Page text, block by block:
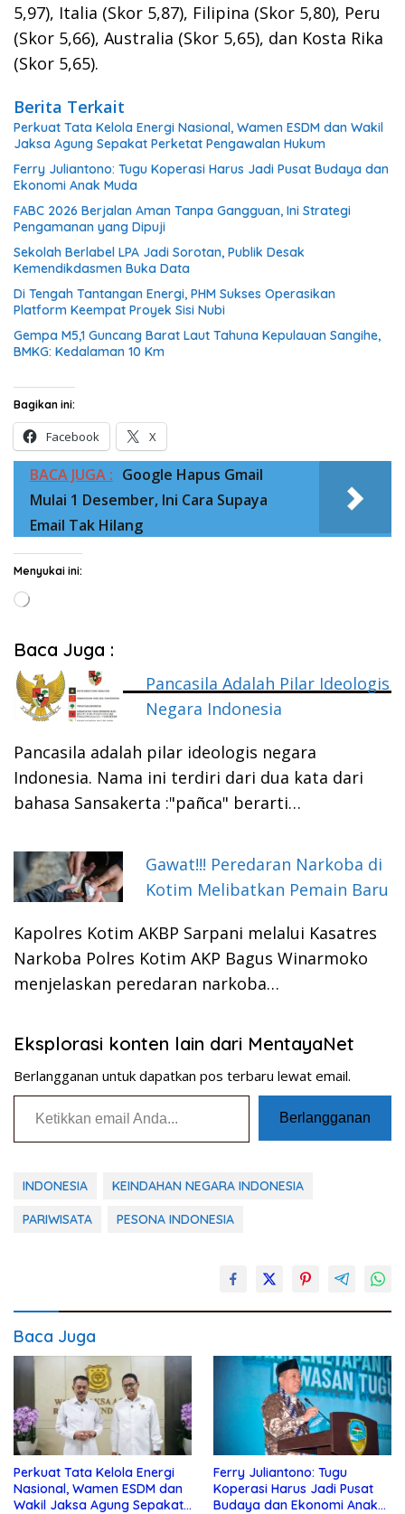
5,97), Italia (Skor 5,87), Filipina (Skor 5,80), Peru
(Skor 5,66), Australia (Skor 5,65), dan Kosta Rika
(Skor 5,65).
Berita Terkait
Perkuat Tata Kelola Energi Nasional, Wamen ESDM dan Wakil
Jaksa Agung Sepakat Perketat Pengawalan Hukum
Ferry Juliantono: Tugu Koperasi Harus Jadi Pusat Budaya dan
Ekonomi Anak Muda
FABC 2026 Berjalan Aman Tanpa Gangguan, Ini Strategi
Pengamanan yang Dipuji
Sekolah Berlabel LPA Jadi Sorotan, Publik Desak
Kemendikdasmen Buka Data
Di Tengah Tantangan Energi, PHM Sukses Operasikan
Platform Keempat Proyek Sisi Nubi
Gempa M5,1 Guncang Barat Laut Tahuna Kepulauan Sangihe,
BMKG: Kedalaman 10 Km
Bagikan ini:
Facebook X
BACA JUGA : Google Hapus Gmail
Mulai 1 Desember, Ini Cara Supaya
Email Tak Hilang
Menyukai ini:
Memuat...
Baca Juga :
Pancasila Adalah Pilar Ideologis
Negara Indonesia
Pancasila adalah pilar ideologis negara
Indonesia. Nama ini terdiri dari dua kata dari
bahasa Sansakerta :"pañca" berarti…
Gawat!!! Peredaran Narkoba di
Kotim Melibatkan Pemain Baru
Kapolres Kotim AKBP Sarpani melalui Kasatres
Narkoba Polres Kotim AKP Bagus Winarmoko
menjelaskan peredaran narkoba…
Eksplorasi konten lain dari MentayaNet
Berlangganan untuk dapatkan pos terbaru lewat email.
Ketikkan email Anda...
Berlangganan
INDONESIA KEINDAHAN NEGARA INDONESIA
PARIWISATA PESONA INDONESIA
Baca Juga
Perkuat Tata Kelola Energi
Nasional, Wamen ESDM dan
Wakil Jaksa Agung Sepakat
Ferry Juliantono: Tugu
Koperasi Harus Jadi Pusat
Budaya dan Ekonomi Anak